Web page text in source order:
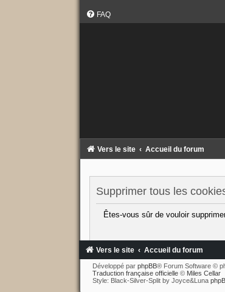
FAQ
Vers le site Accueil du forum
Supprimer tous les
Êtes-vous sûr de vouloir
Vers le site Accueil du forum
Développé par phpBB® Forum Software ©
Traduction française officielle© Miles Cellar
Style: Black-Silver-Split by Joyce&Luna